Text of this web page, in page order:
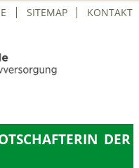
SITEMAP KONTAKT
DER